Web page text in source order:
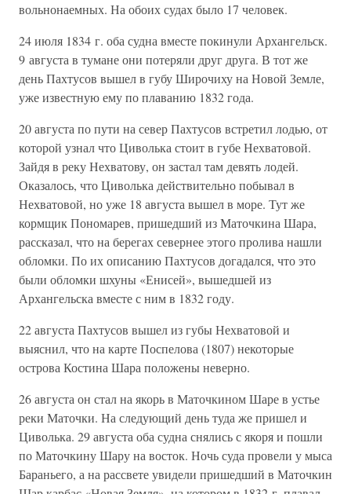
вольнонаемных. На обоих судах было 17 человек.
24 июля 1834 г. оба судна вместе покинули Архангельск.
9 августа в тумане они потеряли друг друга. В тот же
день Пахтусов вышел в губу Широчиху на Новой Земле,
уже известную ему по плаванию 1832 года.
20 августа по пути на север Пахтусов встретил лодью, от
которой узнал что Циволька стоит в губе Нехватовой.
Зайдя в реку Нехватову, он застал там девять лодей.
Оказалось, что Циволька действительно побывал в
Нехватовой, но уже 18 августа вышел в море. Тут же
кормщик Пономарев, пришедший из Маточкина Шара,
рассказал, что на берегах севернее этого пролива нашли
обломки. По их описанию Пахтусов догадался, что это
были обломки шхуны «Енисей», вышедшей из
Архангельска вместе с ним в 1832 году.
22 августа Пахтусов вышел из губы Нехватовой и
выяснил, что на карте Поспелова (1807) некоторые
острова Костина Шара положены неверно.
26 августа он стал на якорь в Маточкином Шаре в устье
реки Маточки. На следующий день туда же пришел и
Циволька. 29 августа оба судна снялись с якоря и пошли
по Маточкину Шару на восток. Ночь суда провели у мыса
Бараньего, а на рассвете увидели пришедший в Маточкин